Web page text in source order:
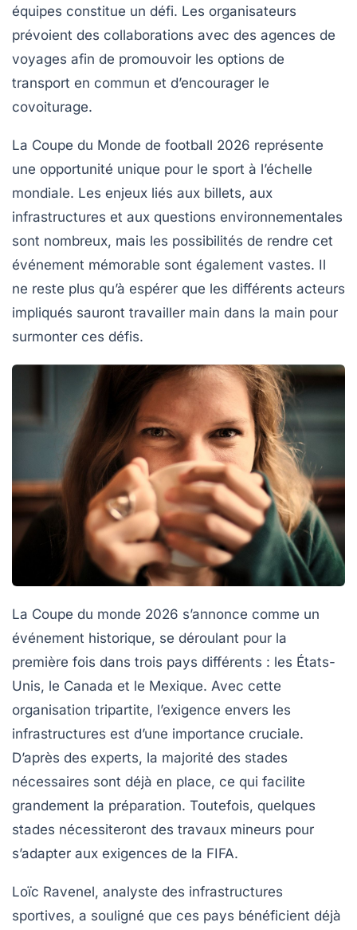
équipes constitue un défi. Les organisateurs
prévoient des collaborations avec des agences de
voyages afin de promouvoir les options de
transport en commun et d’encourager le
covoiturage.
La Coupe du Monde de football 2026 représente
une opportunité unique pour le sport à l’échelle
mondiale. Les enjeux liés aux billets, aux
infrastructures et aux questions environnementales
sont nombreux, mais les possibilités de rendre cet
événement mémorable sont également vastes. Il
ne reste plus qu’à espérer que les différents acteurs
impliqués sauront travailler main dans la main pour
surmonter ces défis.
La Coupe du monde 2026 s’annonce comme un
événement historique, se déroulant pour la
première fois dans trois pays différents : les États-
Unis, le Canada et le Mexique. Avec cette
organisation tripartite, l’exigence envers les
infrastructures est d’une importance cruciale.
D’après des experts, la majorité des stades
nécessaires sont déjà en place, ce qui facilite
grandement la préparation. Toutefois, quelques
stades nécessiteront des travaux mineurs pour
s’adapter aux exigences de la FIFA.
Loïc Ravenel, analyste des infrastructures
sportives, a souligné que ces pays bénéficient déjà